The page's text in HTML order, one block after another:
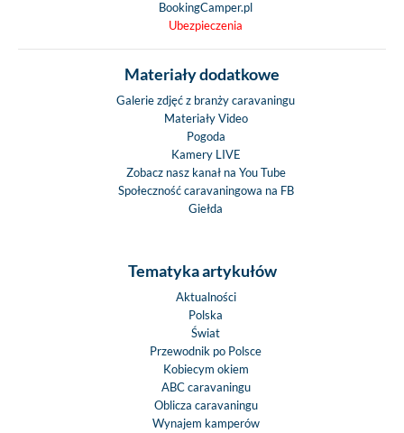
BookingCamper.pl
Ubezpieczenia
Materiały dodatkowe
Galerie zdjęć z branży caravaningu
Materiały Video
Pogoda
Kamery LIVE
Zobacz nasz kanał na You Tube
Społeczność caravaningowa na FB
Giełda
Tematyka artykułów
Aktualności
Polska
Świat
Przewodnik po Polsce
Kobiecym okiem
ABC caravaningu
Oblicza caravaningu
Wynajem kamperów